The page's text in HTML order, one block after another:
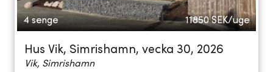
4 senge 11850 SEK/uge
Hus Vik, Simrishamn, vecka 30, 2026
Vik, Simrishamn